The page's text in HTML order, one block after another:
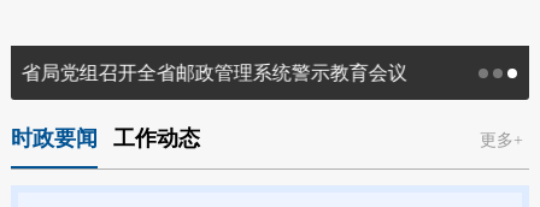
省局党组召开全省邮政管理系统警示教育会议
时政要闻 工作动态 更多+